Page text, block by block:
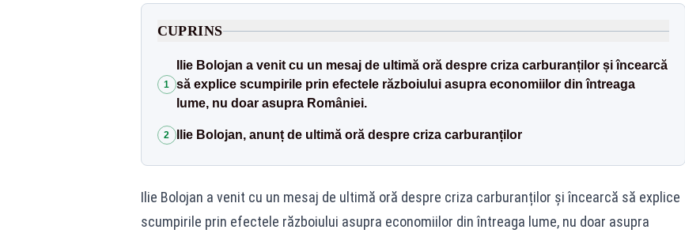
CUPRINS
1
Ilie Bolojan a venit cu un mesaj de ultimă oră despre criza carburanților și încearcă
să explice scumpirile prin efectele războiului asupra economiilor din întreaga
lume, nu doar asupra României.
2 Ilie Bolojan, anunț de ultimă oră despre criza carburanților
Ilie Bolojan a venit cu un mesaj de ultimă oră despre criza carburanților și încearcă să explice
scumpirile prin efectele războiului asupra economiilor din întreaga lume, nu doar asupra